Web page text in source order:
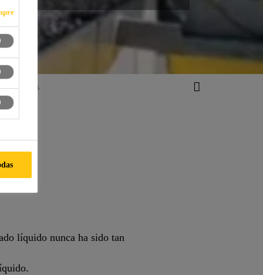
líquido nunca ha sido tan